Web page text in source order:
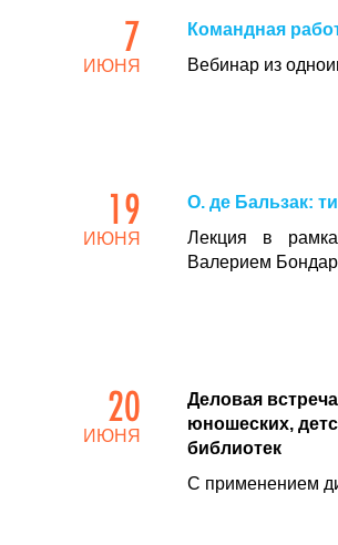
7
ИЮНЯ
Командная
Вебинар из
19
ИЮНЯ
О. де Бальзак:
Лекция в
Валерием
20
ИЮНЯ
Деловая
юношеских,
библиотек
С применением